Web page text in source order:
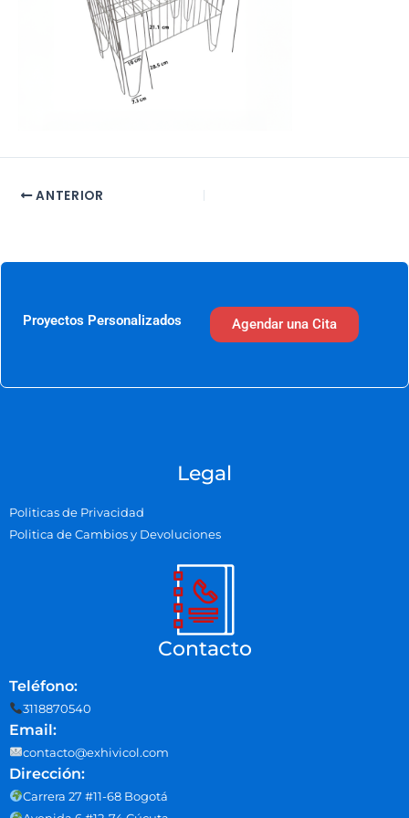
ANTERIOR
Proyectos Personalizados Agendar una Cita
Legal
Politicas de Privacidad
Politica de Cambios y Devoluciones
Contacto
Teléfono:
3118870540
Email:
contacto@exhivicol.com
Dirección:
Carrera 27 #11-68 Bogotá